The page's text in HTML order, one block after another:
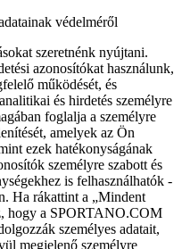
védelméről
szeretnénk nyújtani.
azonosítókat használunk,
működését, és
és hirdetés személyre
foglalja a személyre
amelyek az Ön
ezek hatékonyságának
személyre szabott és
is felhasználhatók -
Ha rákattint a „Mindent
hogy a SPORTANO.COM
személyes adatait,
megjelenő személyre